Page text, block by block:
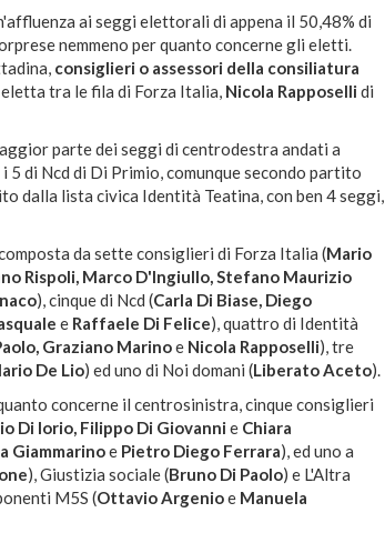
ai seggi elettorali di appena il 50,48% di
nemmeno per quanto concerne gli eletti.
consiglieri o assessori della consiliatura
eletta tra le fila di Forza Italia, Nicola Rapposelli di
parte dei seggi di centrodestra andati a
di Ncd di Di Primio, comunque secondo partito
dalla lista civica Identità Teatina, con ben 4 seggi,
da sette consiglieri di Forza Italia (Mario
Rispoli, Marco D'Ingiullo, Stefano Maurizio
), cinque di Ncd (Carla Di Biase, Diego
e Raffaele Di Felice), quattro di Identità
Graziano Marinoe Nicola Rapposelli), tre
De Lio) ed uno di Noi domani (Liberato Aceto).
concerne il centrosinistra, cinque consiglieri
Di Iorio, Filippo Di Giovanni e Chiara
Giammarinoe Pietro Diego Ferrara), ed uno a
), Giustizia sociale (Bruno Di Paolo) e L'Altra
M5S (Ottavio Argenioe Manuela